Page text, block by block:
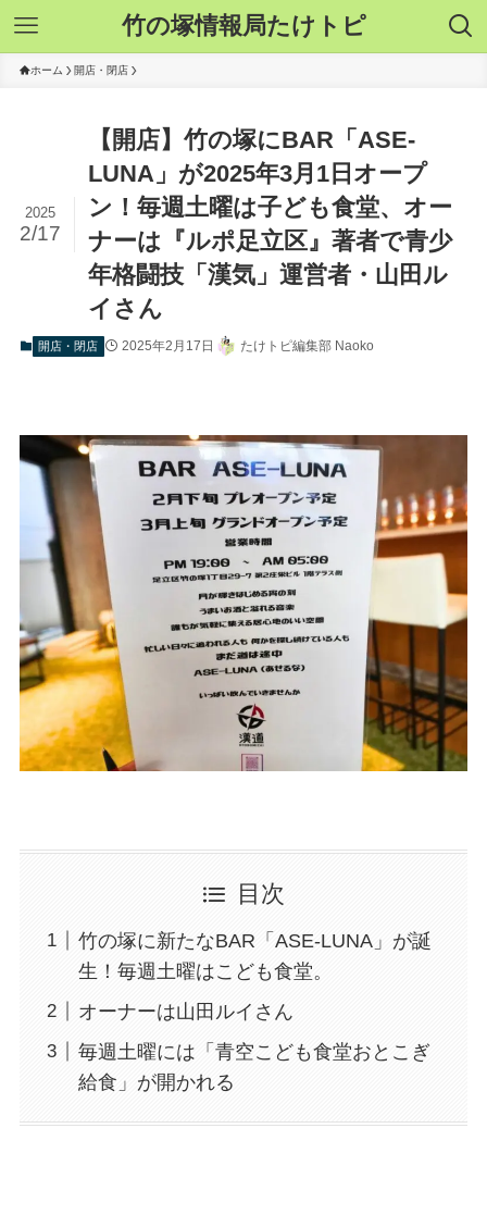
竹の塚情報局たけトピ
ホーム 開店・閉店
【開店】竹の塚にBAR「ASE-
LUNA」が2025年3月1日オープ
ン！毎週土曜は子ども食堂、オー
ナーは『ルポ足立区』著者で青少
年格闘技「漢気」運営者・山田ル
イさん
2025
2/17
開店・閉店 2025年2月17日 たけトピ編集部 Naoko
目次
竹の塚に新たなBAR「ASE-LUNA」が誕
生！毎週土曜はこども食堂。
オーナーは山田ルイさん
毎週土曜には「青空こども食堂おとこぎ
給食」が開かれる